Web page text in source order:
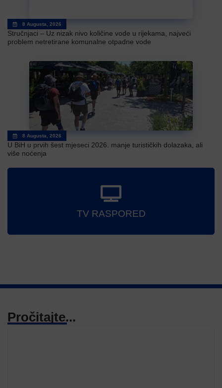
8 Augusta, 2026
Stručnjaci – Uz nizak nivo količine vode u rijekama, najveći
problem netretirane komunalne otpadne vode
8 Augusta, 2026
U BiH u prvih šest mjeseci 2026. manje turističkih dolazaka, ali
više noćenja
TV RASPORED
Pročitajte...